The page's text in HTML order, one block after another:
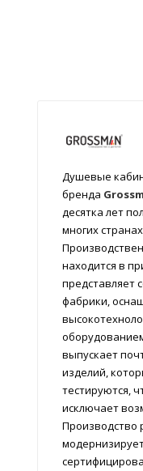
Душевые
бренда
десятка лет
многих
находится в
представляет
фабрики,
выпускает
изделий,
тестируются,
исключает
Производство